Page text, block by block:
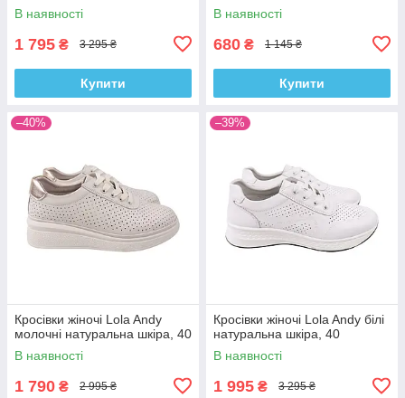
В наявності
1 795 ₴ 3 295 ₴
Купити
В наявності
680 ₴ 1 145 ₴
Купити
–40%
Кросівки жіночі Lola Andy
молочні натуральна шкіра, 40
В наявності
1 790 ₴ 2 995 ₴
–39%
Кросівки жіночі Lola Andy білі
натуральна шкіра, 40
В наявності
1 995 ₴ 3 295 ₴